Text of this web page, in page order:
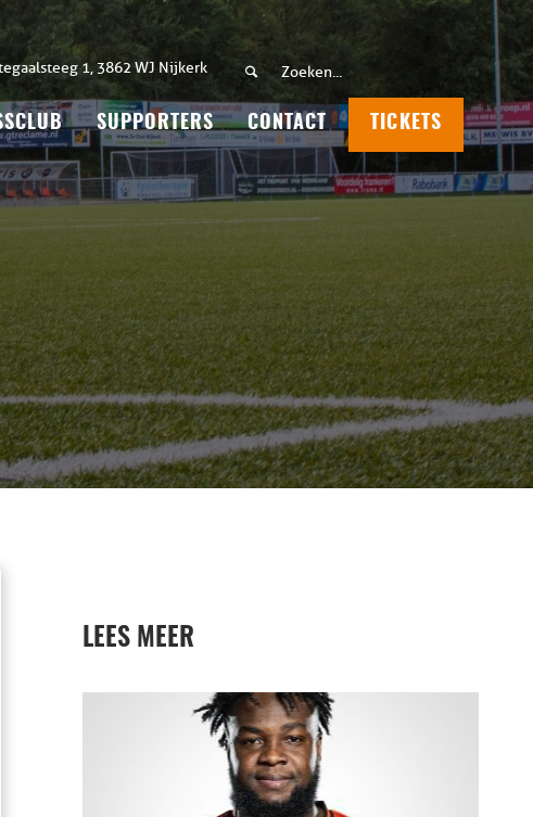
1, 3862 WJ Nijkerk
SUPPORTERS CONTACT TICKETS
LEES MEER